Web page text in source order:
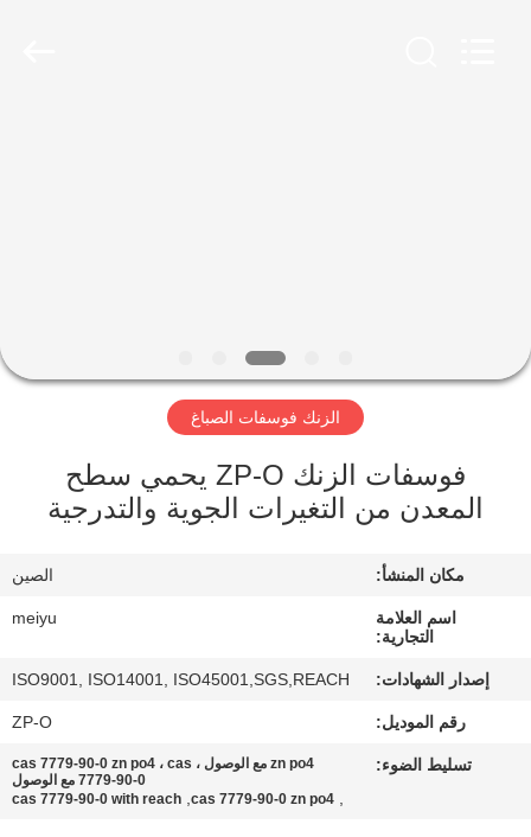
حولنا
المصنع
مراقبة
الجودة
اتصل
الزنك فوسفات الصباغ
فوسفات الزنك ZP-O يحمي سطح
المعدن من التغيرات الجوية والتدرجية
مكان المنشأ: الصين
اسم العلامة
التجارية:
meiyu
إصدار الشهادات: ISO9001, ISO14001, ISO45001,SGS,REACH
رقم الموديل: ZP-O
تسليط الضوء:
zn po4 مع الوصول ، cas 7779-90-0 zn po4 ، cas
7779-90-0 مع الوصول
,
cas 7779-90-0 zn po4
,
cas 7779-90-0 with reach